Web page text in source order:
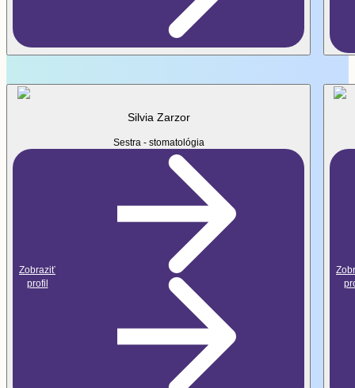
Zobraziť
Silvia Zarzor
Sestra - stomatológia
Zobraziť
profil